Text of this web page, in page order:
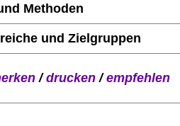
Methoden
und Zielgruppen
/drucken/empfehlen